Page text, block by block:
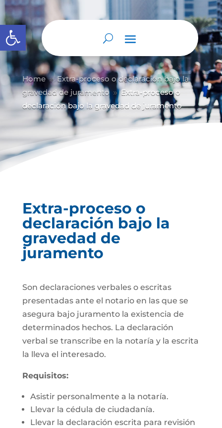
Abrir barra de herramientas
Home 9 Extra-proceso o declaración bajo la
gravedad de juramento 9 Extra-proceso o
declaración bajo la gravedad de juramento
Extra-proceso o
declaración bajo la
gravedad de
juramento
Son declaraciones verbales o escritas
presentadas ante el notario en las que se
asegura bajo juramento la existencia de
determinados hechos. La declaración
verbal se transcribe en la notaría y la escrita
la lleva el interesado.
Requisitos:
Asistir personalmente a la notaría.
Llevar la cédula de ciudadanía.
Llevar la declaración escrita para revisión